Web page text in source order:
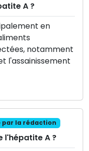
A ?
en
notamment
l'assainissement
par la rédaction
l'hépatite A ?